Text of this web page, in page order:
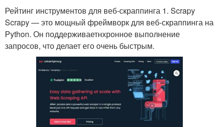
Рейтинг инструментов для веб-скраппинга 1. Scrapy
Scrapy — это мощный фреймворк для веб-скраппинга на
Python. Он поддерживаетнхронное выполнение
запросов, что делает его очень быстрым.